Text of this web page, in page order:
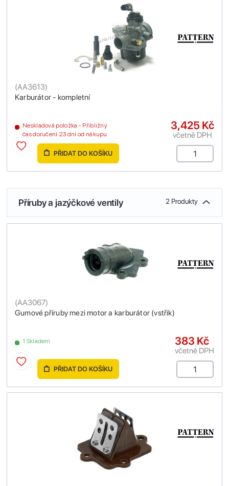
Karburátor - kompletní
(AA3613)
Neskladová položka - Přibližný
čas doručení 23 dní od nákupu
3,425 Kč
včetně DPH
PŘIDAT DO KOŠÍKU
Příruby a jazýčkové ventily 2 Produkty
Gumové příruby mezi motor a karburátor (vstřik)
(AA3067)
1 Skladem 383 Kč
včetně DPH
PŘIDAT DO KOŠÍKU